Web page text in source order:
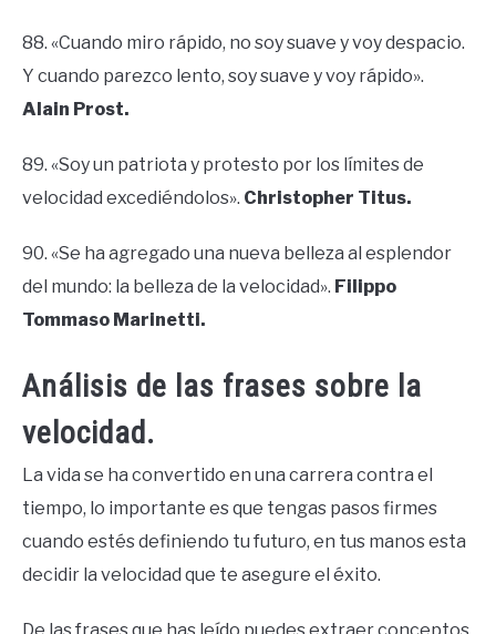
88. «Cuando miro rápido, no soy suave y voy despacio.
Y cuando parezco lento, soy suave y voy rápido».
Alain Prost.
89. «Soy un patriota y protesto por los límites de
velocidad excediéndolos». Christopher Titus.
90. «Se ha agregado una nueva belleza al esplendor
del mundo: la belleza de la velocidad». Filippo
Tommaso Marinetti.
Análisis de las frases sobre la
velocidad.
La vida se ha convertido en una carrera contra el
tiempo, lo importante es que tengas pasos firmes
cuando estés definiendo tu futuro, en tus manos esta
decidir la velocidad que te asegure el éxito.